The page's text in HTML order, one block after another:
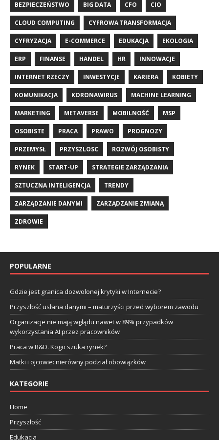
BEZPIECZEŃSTWO BIG DATA CFO CIO
CLOUD COMPUTING CYFROWA TRANSFORMACJA
CYFRYZACJA E-COMMERCE EDUKACJA EKOLOGIA
ERP FINANSE HANDEL HR INNOWACJE
INTERNET RZECZY INWESTYCJE KARIERA KOBIETY
KOMUNIKACJA KORONAWIRUS MACHINE LEARNING
MARKETING METAVERSE MOBILNOŚĆ MSP
OSOBISTE PRACA PRAWO PROGNOZY
PRZEMYSŁ PRZYSZLOSC ROZWÓJ OSOBISTY
RYNEK START-UP STRATEGIE ZARZĄDZANIA
SZTUCZNA INTELIGENCJA TRENDY
ZARZĄDZANIE DANYMI ZARZĄDZANIE ZMIANĄ
ZDROWIE
POPULARNE
Gdzie jest granica dozwolonej krytyki w Internecie?
Przyszłość usłana danymi – maturzyści przed wyborem zawodu
Organizacje nie mają wglądu nawet w 89% przypadków
wykorzystania AI przez pracowników
Praca w R&D. Kogo szuka rynek?
Matki i ojcowie: nierówny podział obowiązków
KATEGORIE
Home
Przyszłość
Edukacja